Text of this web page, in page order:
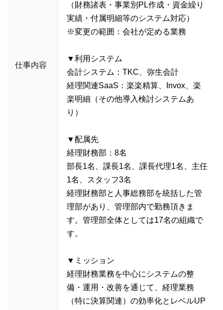
仕事内容
（財務諸表・事業別PL作成・資金繰り
実績・付属明細等のシステム対応）
※変更の範囲：会社が定める業務
▼利用システム
会計システム：TKC、弥生会計
経理関連SaaS：楽楽精算、Invox、楽
楽明細（その他導入検討システムあ
り）
▼配属先
経理財務部：8名
部長1名、課長1名、課長代理1名、主任
1名、スタッフ3名
経理財務部と人事総務部を統括した管
理部があり、管理部内で勤務頂きま
す。管理部全体としては17名の組織で
す。
▼ミッション
経理財務業務を中心にシステムの整
備・運用・改善を通じて、経理業務
（特に決算関連）の効率化とレベルUP